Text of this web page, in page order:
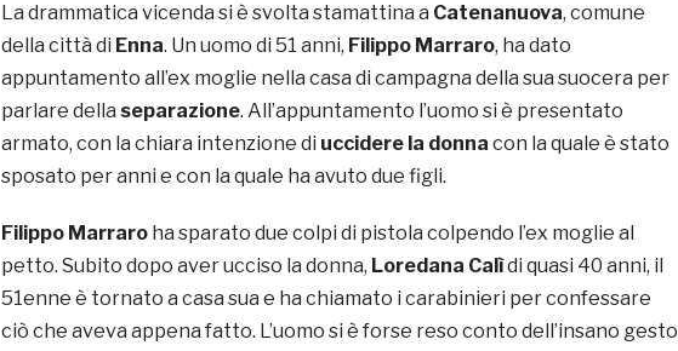
La drammatica vicenda si è svolta stamattina a Catenanuova, comune
della città di Enna. Un uomo di 51 anni, Filippo Marraro, ha dato
appuntamento all’ex moglie nella casa di campagna della sua suocera per
parlare della separazione. All’appuntamento l’uomo si è presentato
armato, con la chiara intenzione di uccidere la donna con la quale è stato
sposato per anni e con la quale ha avuto due figli.
Filippo Marraro ha sparato due colpi di pistola colpendo l’ex moglie al
petto. Subito dopo aver ucciso la donna, Loredana Calìdi quasi 40 anni, il
51enne è tornato a casa sua e ha chiamato i carabinieri per confessare
ciò che aveva appena fatto. L’uomo si è forse reso conto dell’insano gesto